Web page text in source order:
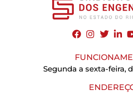
Segunda a sexta-feira,